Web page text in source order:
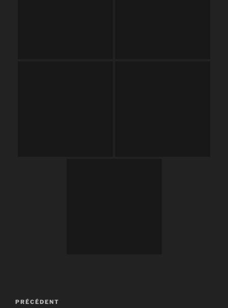
Navigation
Article
PRÉCÉDENT